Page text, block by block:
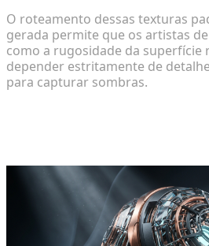
O roteamento dessas texturas
gerada permite que os artistas
como a rugosidade da superfície
depender estritamente de
para capturar sombras.